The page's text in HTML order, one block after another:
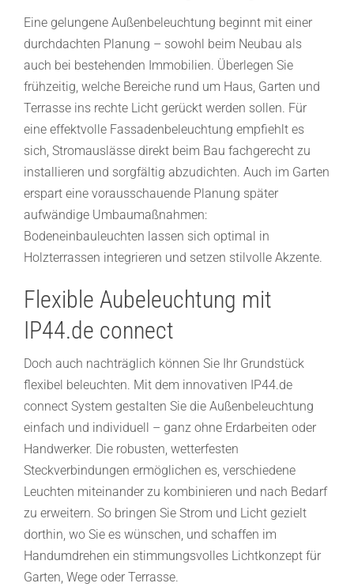
Eine gelungene Außenbeleuchtung beginnt mit einer
durchdachten Planung – sowohl beim Neubau als
auch bei bestehenden Immobilien. Überlegen Sie
frühzeitig, welche Bereiche rund um Haus, Garten und
Terrasse ins rechte Licht gerückt werden sollen. Für
eine effektvolle Fassadenbeleuchtung empfiehlt es
sich, Stromauslässe direkt beim Bau fachgerecht zu
installieren und sorgfältig abzudichten. Auch im Garten
erspart eine vorausschauende Planung später
aufwändige Umbaumaßnahmen:
Bodeneinbauleuchten lassen sich optimal in
Holzterrassen integrieren und setzen stilvolle Akzente.
Flexible Aubeleuchtung mit
IP44.de connect
Doch auch nachträglich können Sie Ihr Grundstück
flexibel beleuchten. Mit dem innovativen IP44.de
connect System gestalten Sie die Außenbeleuchtung
einfach und individuell – ganz ohne Erdarbeiten oder
Handwerker. Die robusten, wetterfesten
Steckverbindungen ermöglichen es, verschiedene
Leuchten miteinander zu kombinieren und nach Bedarf
zu erweitern. So bringen Sie Strom und Licht gezielt
dorthin, wo Sie es wünschen, und schaffen im
Handumdrehen ein stimmungsvolles Lichtkonzept für
Garten, Wege oder Terrasse.